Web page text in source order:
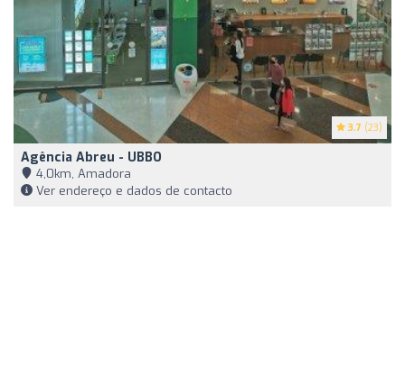
3.7 (23)
Agência Abreu - UBBO
4,0km, Amadora
Ver endereço e dados de contacto